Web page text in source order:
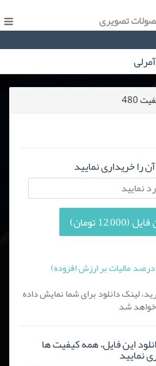
تصویری
را خریداری نمایید
تومان)
لینک دانلود برای شما نمایش داده
خواهد شد
این فایل، همه کیفیت ها
نمایید